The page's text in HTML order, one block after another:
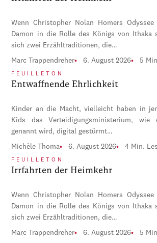
Wenn Christopher Nolan Homers
Damon in die Rolle des Königs von Ithaka
sich zwei Erzähltraditionen, die…
Marc Trappendreher 6. August 2026 5
FEUILLETON
Entwaffnende Ehrlichkeit
Kinder an die Macht, vielleicht haben in
Kids das Verteidigungsministerium, wie
genannt wird, digital gestürmt…
Michèle Thoma 6. August 2026 4 Min.
FEUILLETON
Irrfahrten der Heimkehr
Wenn Christopher Nolan Homers
Damon in die Rolle des Königs von Ithaka
sich zwei Erzähltraditionen, die…
Marc Trappendreher 6. August 2026 5